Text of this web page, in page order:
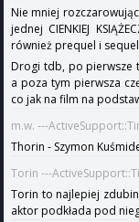
Nie mniej
jednej CIENKIEJ
również prequel i
Drogi tdb, po pierwsze
a poza tym pierwsza
co jak na film na
m.w. ---
Thorin - Szymon
Torin ---
Torin to najlepiej
aktor podkłada pod